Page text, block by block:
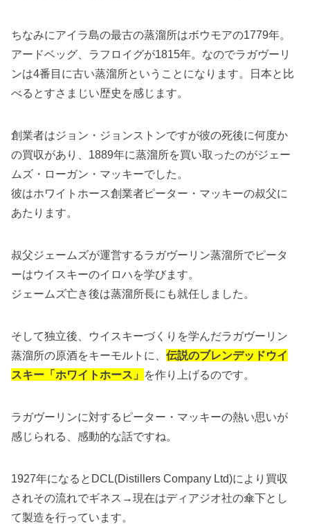
ちなみにアイラ島の最古の蒸溜所はボウモアの1779年。
アードベッグ、ラフロイグが1815年。なのでラガヴーリ
ンは4番目に古い蒸溜所ということになります。日本と比
べるとすさまじい歴史を感じます。
創業者はジョン・ジョンストンですが彼の死後に何度か
の買収があり、1889年に蒸溜所を買い取ったのがジェー
ムズ・ローガン・マッキーでした。
彼はホワイトホース創業者ピーター・マッキーの叔父に
あたります。
叔父ジェームズが運営するラガヴーリン蒸溜所でピータ
ーはウイスキーのイロハを学びます。
ジェームズ亡き後は蒸溜所長にも就任しました。
そして独立後、ウイスキーづくりを学んだラガヴーリン
蒸溜所の原酒をキーモルトに、伝説のブレンデッドウイ
スキー「ホワイトホース」 を作り上げるのです。
ラガヴーリンに対するピーター・マッキーの熱い思いが
感じられる、感動的な話ですね。
1927年になるとDCL(Distillers Company Ltd)により買収
されその流れでギネス→現在はディアジオ社の傘下とし
て製造を行っています。